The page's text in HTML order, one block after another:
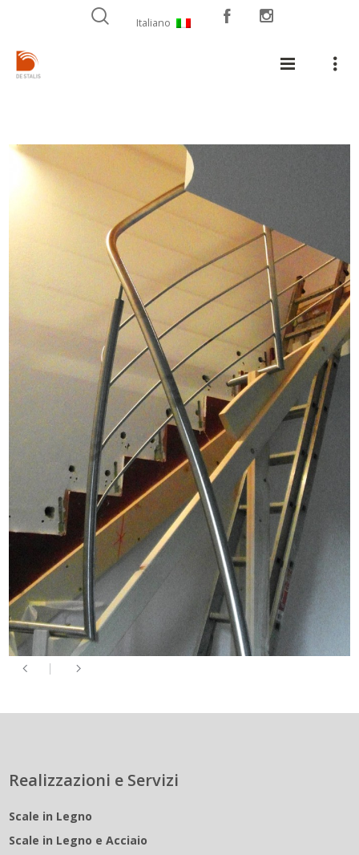
Italiano
Realizzazioni e Servizi
Scale in Legno
Scale in Legno e Acciaio